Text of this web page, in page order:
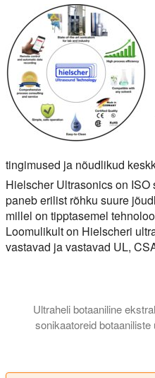
tingimused ja nõudlikud
Hielscher Ultrasonics on
paneb erilist rõhku suure
millel on tipptasemel
Loomulikult on Hielscheri
vastavad ja vastavad UL,
Ultraheli botaaniline
sonikaatoreid